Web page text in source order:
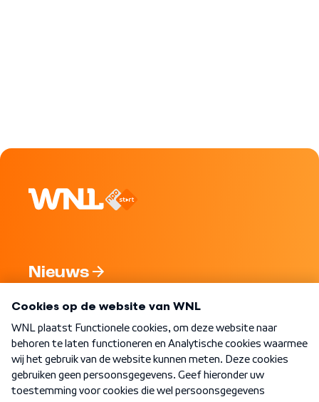
Nieuws
Nieuwsbrief
Word Lid